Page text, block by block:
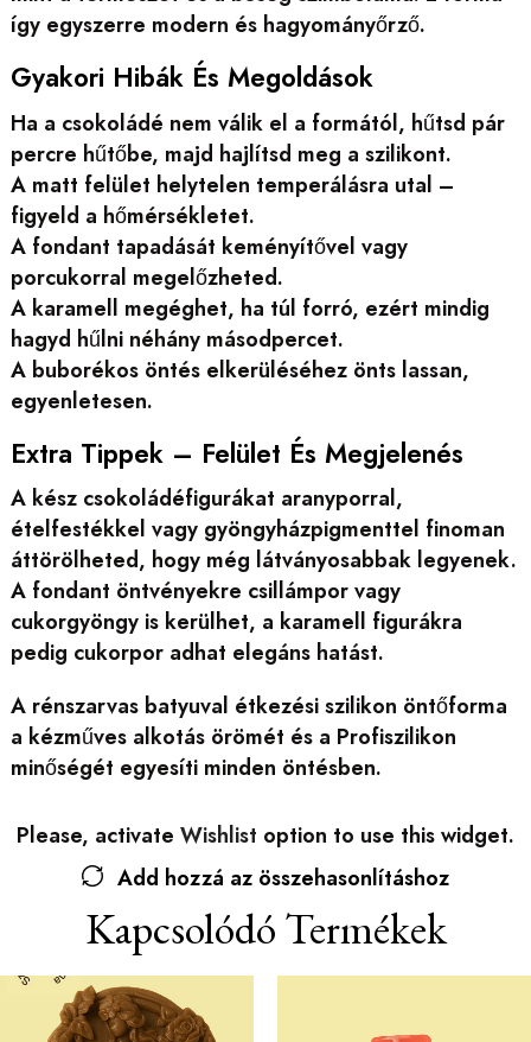
így egyszerre modern és hagyományőrző.
Gyakori Hibák És Megoldások
Ha a csokoládé nem válik el a formától, hűtsd pár
percre hűtőbe, majd hajlítsd meg a szilikont.
A matt felület helytelen temperálásra utal –
figyeld a hőmérsékletet.
A fondant tapadását keményítővel vagy
porcukorral megelőzheted.
A karamell megéghet, ha túl forró, ezért mindig
hagyd hűlni néhány másodpercet.
A buborékos öntés elkerüléséhez önts lassan,
egyenletesen.
Extra Tippek – Felület És Megjelenés
A kész csokoládéfigurákat aranyporral,
ételfestékkel vagy gyöngyházpigmenttel finoman
áttörölheted, hogy még látványosabbak legyenek.
A fondant öntvényekre csillámpor vagy
cukorgyöngy is kerülhet, a karamell figurákra
pedig cukorpor adhat elegáns hatást.
A rénszarvas batyuval étkezési szilikon öntőforma
a kézműves alkotás örömét és a Profiszilikon
minőségét egyesíti minden öntésben.
Please, activate Wishlist option to use this widget.
Add hozzá az összehasonlításhoz
Kapcsolódó Termékek